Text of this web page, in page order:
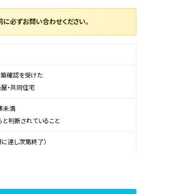
必ずお問い合わせください。
確認を受けた
・共同住宅
未満
判断されていること
達し次第終了）